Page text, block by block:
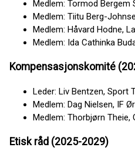
Medlem: Tormod Bergem
Medlem: Tiitu Berg-
Medlem: Håvard Hodne,
Medlem: Ida Cathinka
Kompensasjonskomité
Leder: Liv Bentzen, Sport
Medlem: Dag Nielsen, IF
Medlem: Thorbjørn Theie,
Etisk råd (2025-2029)